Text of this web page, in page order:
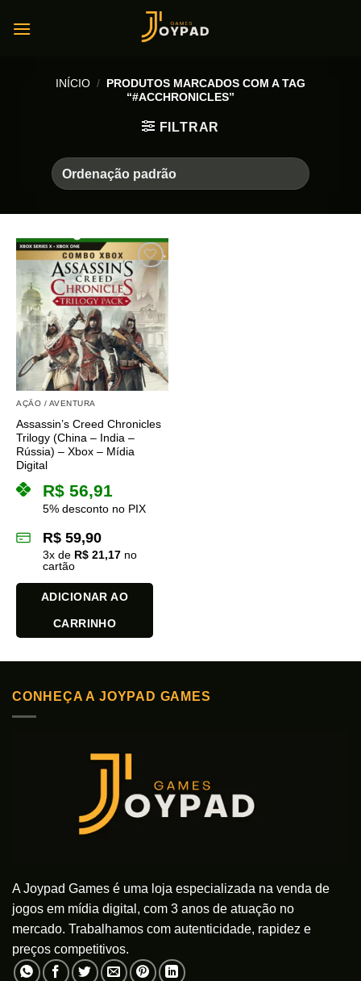
INÍCIO / PRODUTOS MARCADOS COM A TAG
“#ACCHRONICLES”
FILTRAR
AÇÃO / AVENTURA
Assassin’s Creed Chronicles
Trilogy (China – India –
Rússia) – Xbox – Mídia
Digital
R$ 56,91
5% desconto no PIX
R$ 59,90
3x de R$ 21,17 no
cartão
ADICIONAR AO
CARRINHO
CONHEÇA A JOYPAD GAMES
A Joypad Games é uma loja especializada na venda de
jogos em mídia digital, com 3 anos de atuação no
mercado. Trabalhamos com autenticidade, rapidez e
preços competitivos.